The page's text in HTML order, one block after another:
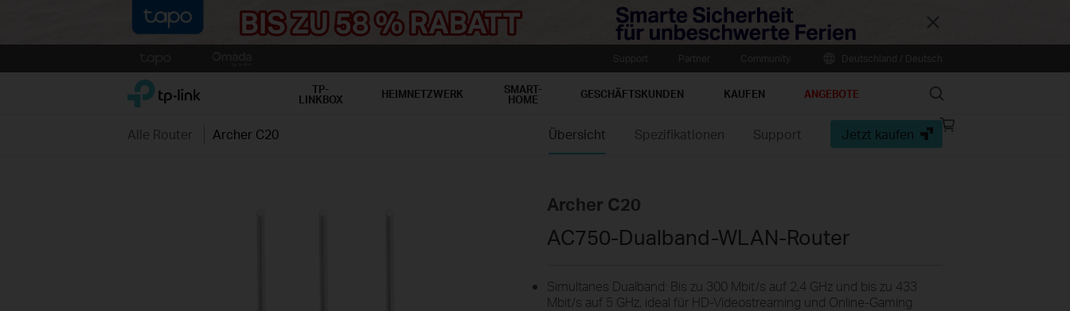
Close
to
TP-Link, Reliably Smart TP-
LINKBOX HEIMNETZWERK SMART-
HOME GESCHÄFTSKUNDEN KAUFEN ANGEBOTE Search
Online
Alle Router Archer C20 Übersicht Spezifikationen Support Jetzt kaufen
Archer C20
AC750-Dualband-WLAN-Router
Simultanes Dualband: Bis zu 300 Mbit/s auf 2,4 GHz und bis zu 433
Mbit/s auf 5 GHz, ideal für HD-Videostreaming und Online-Gaming